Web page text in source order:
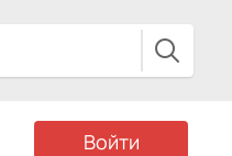
Войти